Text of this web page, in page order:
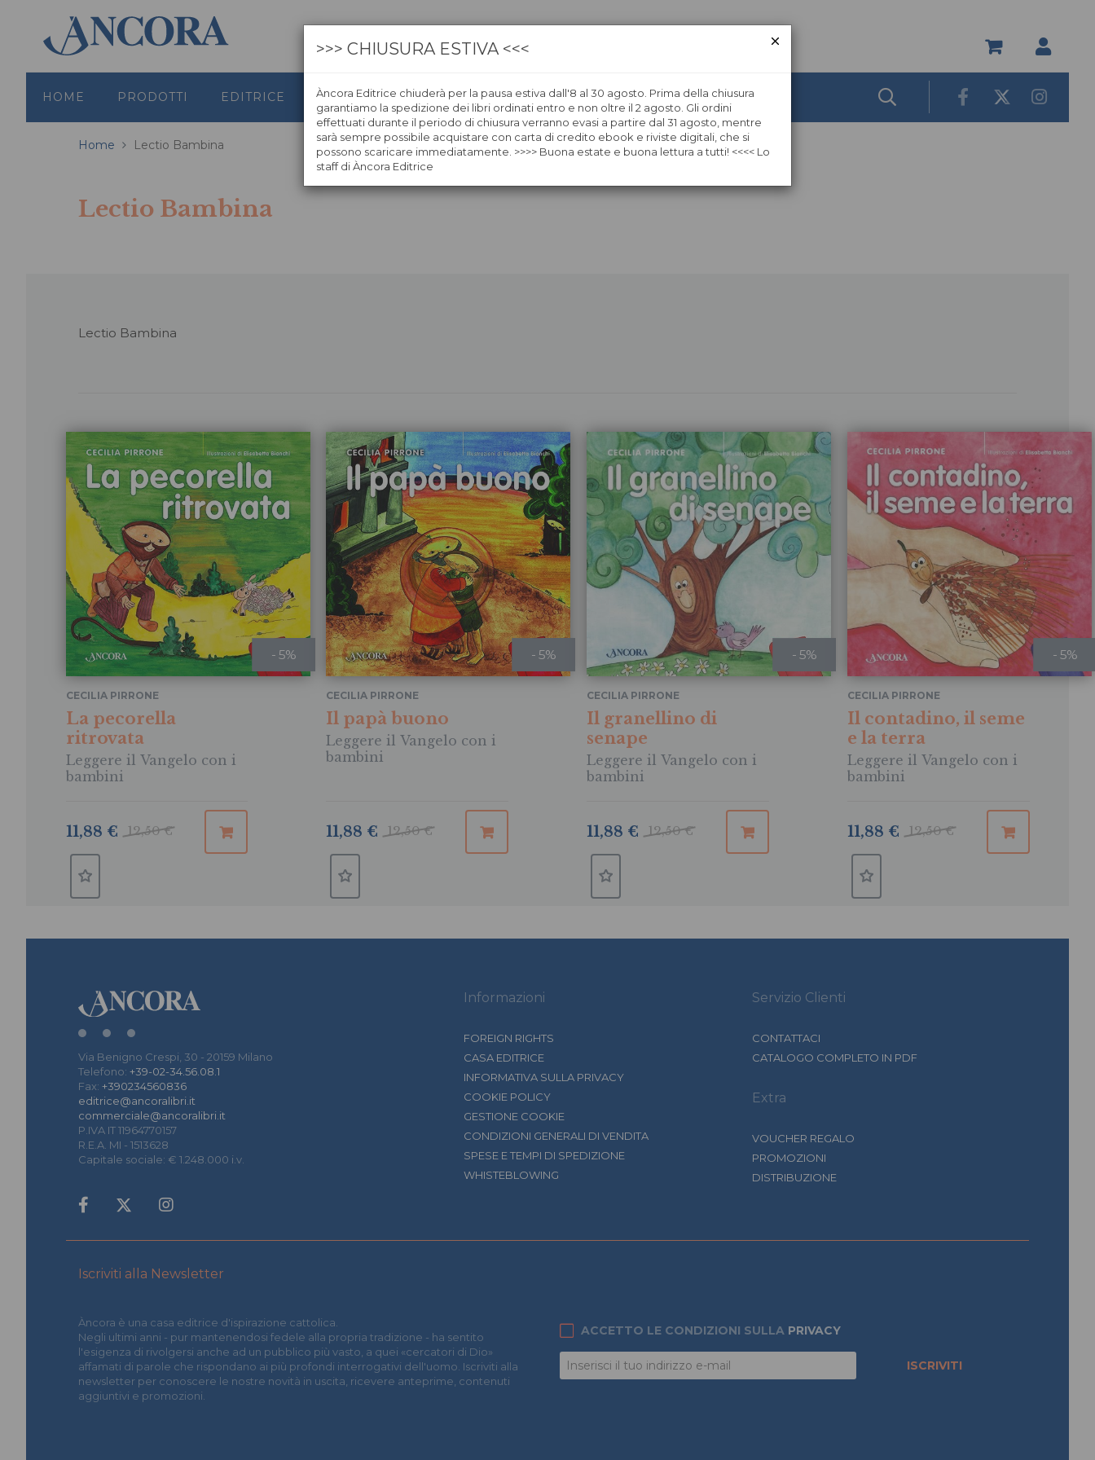
HOME PRODOTTI EDITRICE GRAFICA LIBRERIE ÀNCORAWOW
Home Lectio Bambina
Lectio Bambina
Lectio Bambina
- 5%
La pecorella
ritrovata
Leggere il Vangelo con i
bambini
CECILIA PIRRONE
12,50 €
11,88 €
- 5%
Il papà buono
Leggere il Vangelo con i
bambini
CECILIA PIRRONE
12,50 €
11,88 €
- 5%
Il granellino di
senape
Leggere il Vangelo con i
bambini
CECILIA PIRRONE
12,50 €
11,88 €
- 5%
Il contadino, il seme
e la terra
Leggere il Vangelo con i
bambini
CECILIA PIRRONE
12,50 €
11,88 €
Via Benigno Crespi, 30 - 20159 Milano
Telefono: +39-02-34.56.08.1
Fax: +390234560836
editrice@ancoralibri.it
commerciale@ancoralibri.it
P.IVA IT 11964770157
R.E.A. MI - 1513628
Capitale sociale: € 1.248.000 i.v.
Informazioni
FOREIGN RIGHTS
CASA EDITRICE
INFORMATIVA SULLA PRIVACY
COOKIE POLICY
GESTIONE COOKIE
CONDIZIONI GENERALI DI VENDITA
SPESE E TEMPI DI SPEDIZIONE
WHISTEBLOWING
Servizio Clienti
CONTATTACI
CATALOGO COMPLETO IN PDF
Extra
VOUCHER REGALO
PROMOZIONI
DISTRIBUZIONE
Iscriviti alla Newsletter
Àncora è una casa editrice d'ispirazione cattolica.
Negli ultimi anni - pur mantenendosi fedele alla propria tradizione - ha sentito
l'esigenza di rivolgersi anche ad un pubblico più vasto, a quei «cercatori di Dio»
affamati di parole che rispondano ai più profondi interrogativi dell'uomo. Iscriviti alla
newsletter per conoscere le nostre novità in uscita, ricevere anteprime, contenuti
aggiuntivi e promozioni.
ACCETTO LE CONDIZIONI SULLA PRIVACY
ISCRIVITI
>>> CHIUSURA ESTIVA <<<
Àncora Editrice chiuderà per la pausa estiva dall'8 al 30 agosto. Prima della chiusura
garantiamo la spedizione dei libri ordinati entro e non oltre il 2 agosto. Gli ordini
effettuati durante il periodo di chiusura verranno evasi a partire dal 31 agosto, mentre
sarà sempre possibile acquistare con carta di credito ebook e riviste digitali, che si
possono scaricare immediatamente. >>>> Buona estate e buona lettura a tutti! <<<< Lo
staff di Àncora Editrice